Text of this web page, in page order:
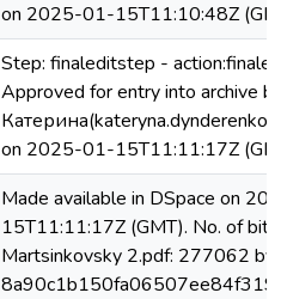
on 2025-01-15T11:10:48Z
Step: finaleditstep -
Approved for entry into archive
on 2025-01-15T11:11:17Z
Made available in DSpace on
15T11:11:17Z (GMT). No. of
Martsinkovsky 2.pdf: 277062